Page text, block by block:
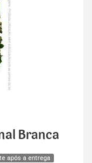
Branca
após a entrega